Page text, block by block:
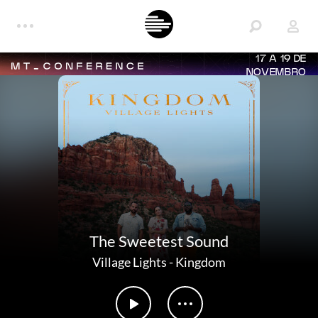
17 A 19 DE
NOVEMBRO
The Sweetest Sound
Village Lights-Kingdom